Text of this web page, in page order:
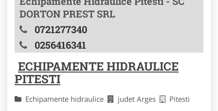
DORTON PREST SRL
0721277340
0256416341
ECHIPAMENTE HIDRAULICE
PITESTI
Echipamente hidraulice judet Arges
Pitesti